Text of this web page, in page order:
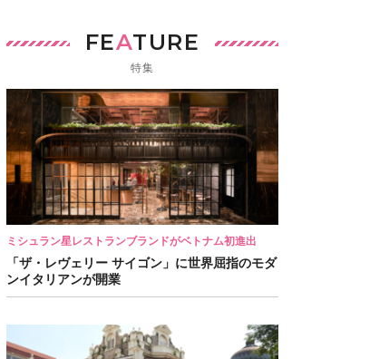
FEATURE
特集
ミシュラン星レストランブランドがベトナム初進出
「ザ・レヴェリー サイゴン」に世界屈指のモダ
ンイタリアンが開業